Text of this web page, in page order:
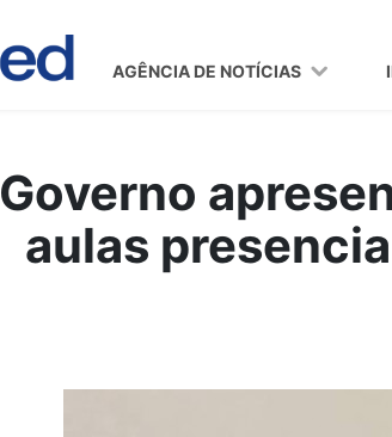
AGÊNCIA DE NOTÍCIAS
Governo
aulas